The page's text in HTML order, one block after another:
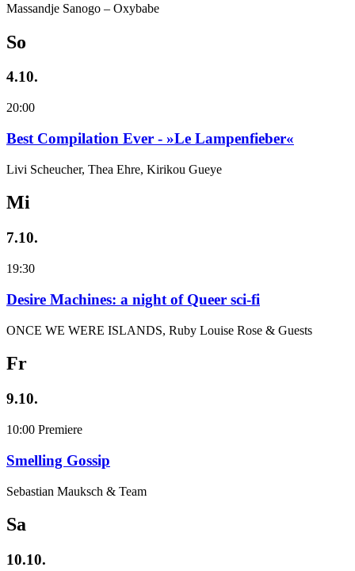
Massandje Sanogo – Oxybabe
So
4.10.
20:00
Best Compilation Ever - »Le Lampenfieber«
Livi Scheucher, Thea Ehre, Kirikou Gueye
Mi
7.10.
19:30
Desire Machines: a night of Queer sci-fi
ONCE WE WERE ISLANDS, Ruby Louise Rose & Guests
Fr
9.10.
10:00 Premiere
Smelling Gossip
Sebastian Mauksch & Team
Sa
10.10.